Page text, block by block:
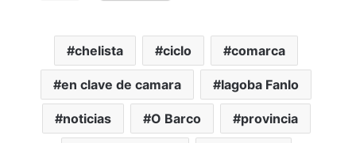
chelista ciclo comarca
en clave de camara Iagoba Fanlo
noticias O Barco provincia